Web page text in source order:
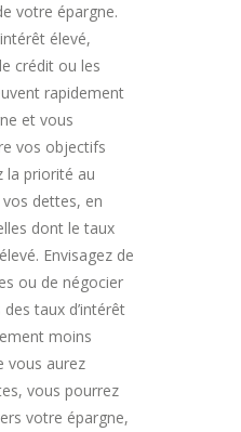
votre épargne.
élevé,
crédit ou les
rapidement
et vous
vos objectifs
la priorité au
dettes, en
dont le taux
Envisagez de
ou de négocier
taux d’intérêt
moins
vous aurez
vous pourrez
votre épargne,